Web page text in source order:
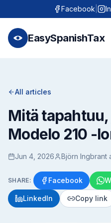
Facebook
EasySpanishTax
All articles
Mitä
Modelo 210 -
Jun 4, 2026 Björn Ingbrant
SHARE: Facebook
LinkedIn Copy link